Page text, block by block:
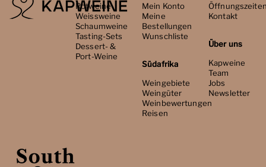
Rotweine
Weissweine
Schaumweine
Tasting-Sets
Dessert- &
Port-Weine
Mein Konto
Meine
Bestellungen
Wunschliste
Südafrika
Weingebiete
Weingüter
Weinbewertungen
Reisen
Kontakt
Über uns
Kapweine
Team
Jobs
Newsletter